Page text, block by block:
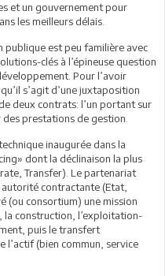
et un gouvernement pour
les meilleurs délais.
publique est peu familière avec
clés à l’épineuse question
Pour l’avoir
s’agit d’une juxtaposition
deux contrats: l’un portant sur
prestations de gestion.
inaugurée dans la
dont la déclinaison la plus
Transfer). Le partenariat
contractante (Etat,
(ou consortium) une mission
construction, l’exploitation-
puis le transfert
l’actif (bien commun, service